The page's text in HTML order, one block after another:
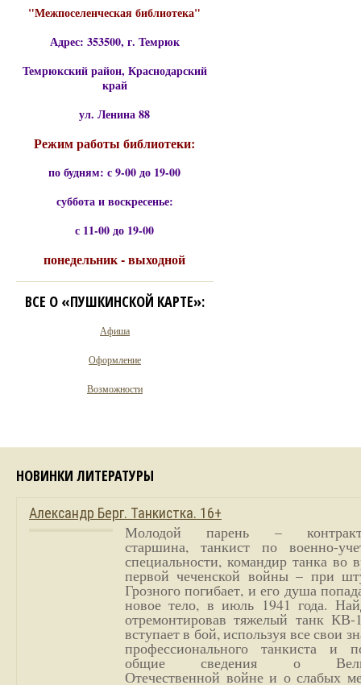
"Межпоселенческая библиотека"
Адрес: 353500, г. Темрюк
Темрюкский район, Краснодарский
край
ул. Ленина 88
Режим работы библиотеки:
по будням: с 9-00 до 19-00
суббота и воскресенье:
с 11-00 до 19-00
понедельник - выходной
ВСЕ О «ПУШКИНСКОЙ КАРТЕ»:
Афиша
Оформление
Возможности
НОВИНКИ ЛИТЕРАТУРЫ
Александр Берг. Танкистка. 16+
Молодой парень –
старшина, танкист по военно-
специальности, командир танка во
первой чеченской войны – при
Грозного погибает, и его душа
новое тело, в июль 1941 года.
отремонтировав тяжелый танк
вступает в бой, используя все свои
профессионального танкиста и
общие сведения о
Отечественной войне и о слабых